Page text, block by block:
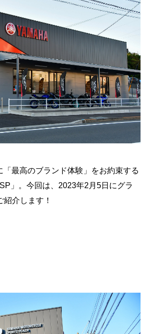
最高のブランド体験」をお約束する
」。今回は、2023年2月5日にグラ
介します！